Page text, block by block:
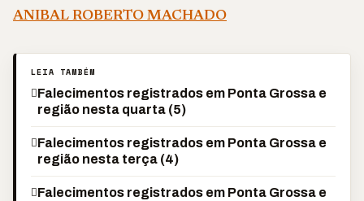
ANIBAL ROBERTO MACHADO
LEIA TAMBÉM
Falecimentos registrados em Ponta Grossa e
região nesta quarta (5)
Falecimentos registrados em Ponta Grossa e
região nesta terça (4)
Falecimentos registrados em Ponta Grossa e